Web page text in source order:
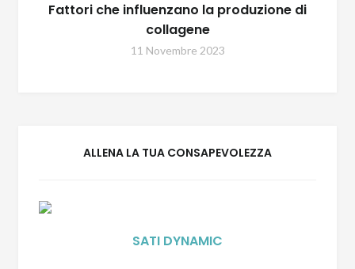
Fattori che influenzano la produzione di
collagene
11 Novembre 2023
ALLENA LA TUA CONSAPEVOLEZZA
SATI DYNAMIC